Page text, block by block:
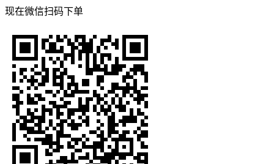
现在微信扫码下单